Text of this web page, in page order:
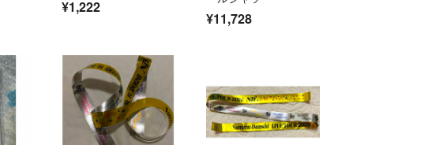
¥1,222
¥11,728